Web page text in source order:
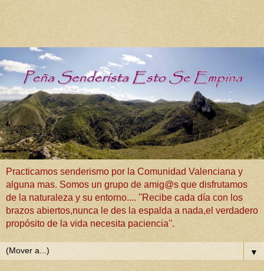
Practicamos senderismo por la Comunidad Valenciana y
alguna mas. Somos un grupo de amig@s que disfrutamos
de la naturaleza y su entorno.... ''Recibe cada día con los
brazos abiertos,nunca le des la espalda a nada,el verdadero
propósito de la vida necesita paciencia''.
▼